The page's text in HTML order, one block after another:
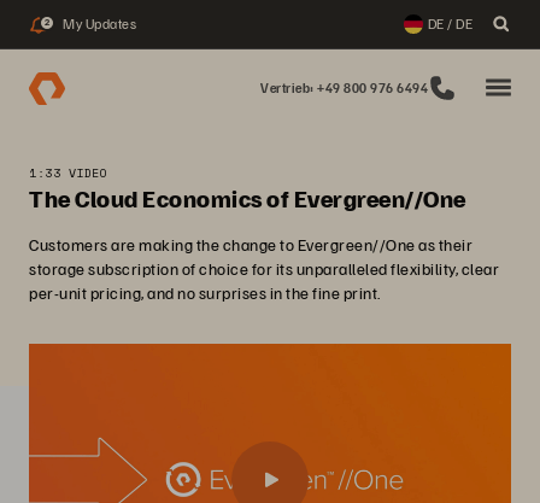
2 My Updates DE / DE
Vertrieb: +49 800 976 6494
1:33 VIDEO
The Cloud Economics of Evergreen//One
Customers are making the change to Evergreen//One as their
storage subscription of choice for its unparalleled flexibility, clear
per-unit pricing, and no surprises in the fine print.